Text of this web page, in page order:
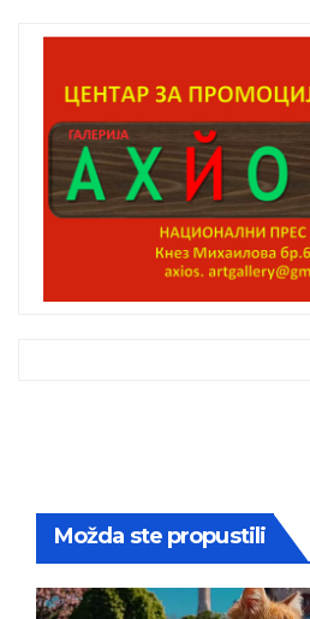
Možda ste propustili